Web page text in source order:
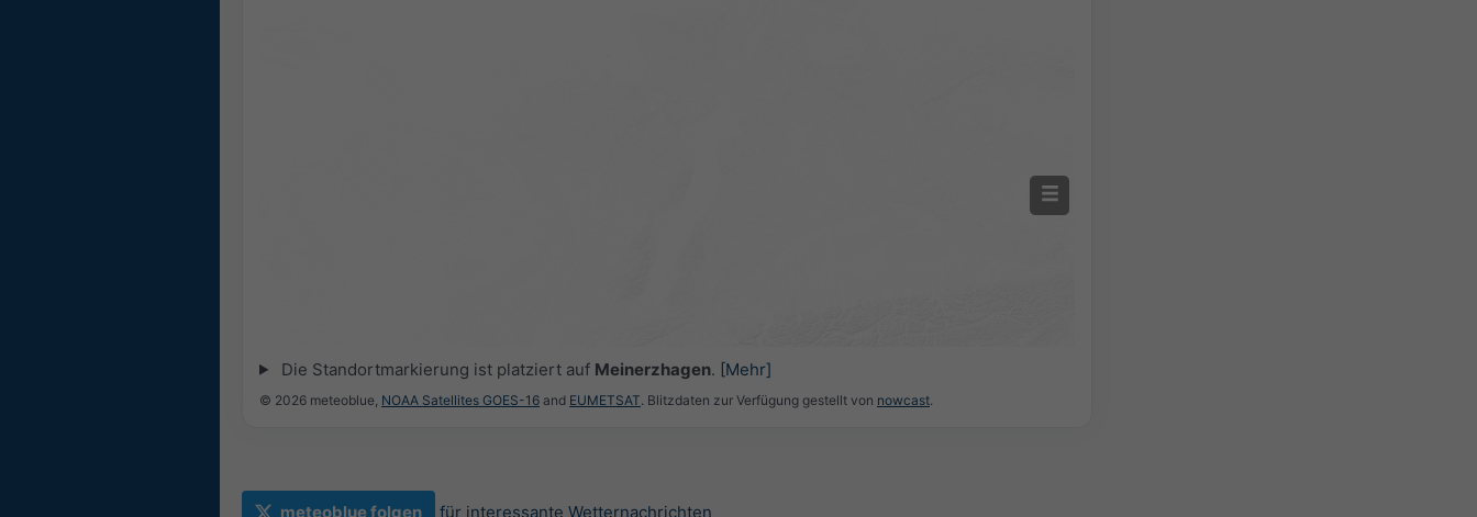
Die Standortmarkierung ist platziert auf Meinerzhagen. [Mehr]
© 2026 meteoblue, NOAA Satellites GOES-16 and EUMETSAT. Blitzdaten zur Verfügung gestellt von nowcast.
meteoblue folgen für interessante Wetternachrichten